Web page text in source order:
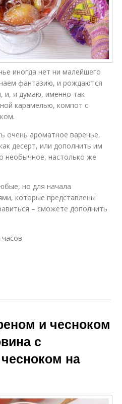
иногда нет ни малейшего
фантазию, и рождаются
и, я думаю, именно так
карамелью, компот с
очень ароматное варенье,
десерт, или дополнить им
необычное, настолько же
но для начала
которые представлены
– сможете дополнить
и чесноком
с
на